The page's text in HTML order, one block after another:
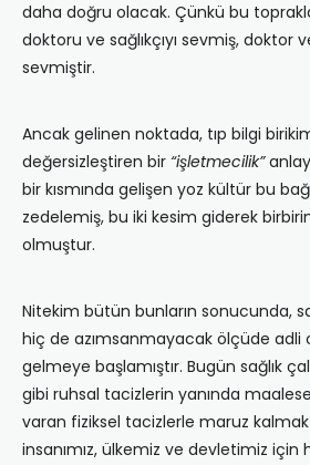
daha doğru olacak. Çünkü bu
doktoru ve sağlıkçıyı sevmiş, doktor
sevmiştir.
Ancak gelinen noktada, tıp bilgi
değersizleştiren bir “işletmecilik”
bir kısmında gelişen yoz kültür bu
zedelemiş, bu iki kesim giderek
olmuştur.
Nitekim bütün bunların sonucunda,
hiç de azımsanmayacak ölçüde adli
gelmeye başlamıştır. Bugün sağlık
gibi ruhsal tacizlerin yanında
varan fiziksel tacizlerle maruz
insanımız, ülkemiz ve devletimiz için